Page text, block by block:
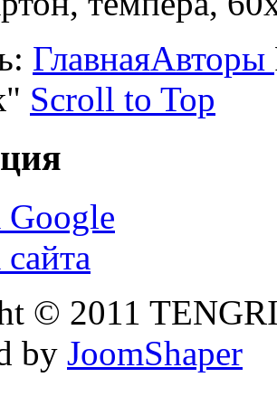
ГлавнаяАвторы
Scroll to Top
Google
© 2011
by JoomShaper